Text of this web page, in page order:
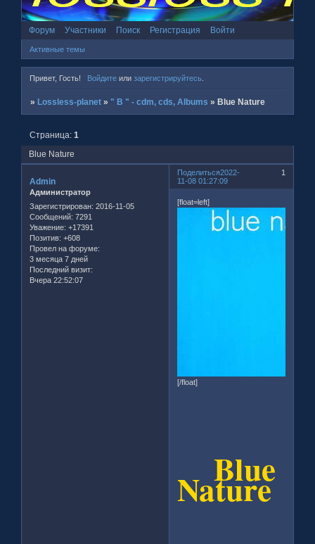
Форум Участники Поиск Регистрация Войти
Активные темы
Привет, Гость! Войдитеили зарегистрируйтесь.
» Lossless-planet » " B " - cdm, cds, Albums » Blue Nature
Blue Nature
Страница:1
Поделиться 1
2022-
11-08 01:27:09
Admin
Администратор
Зарегистрирован: 2016-11-05
Сообщений: 7291
Уважение: +17391
Позитив: +608
Провел на форуме:
3 месяца 7 дней
Последний визит:
Вчера 22:52:07
[float=left]
[/float]
Blue
Nature